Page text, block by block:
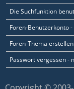
Die Suchfunktion
Foren-Benutzerkonto
Foren-Thema
Passwort vergessen -